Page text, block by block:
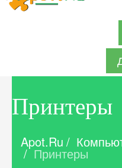
Принтеры
Apot.Ru /
/ Принтеры